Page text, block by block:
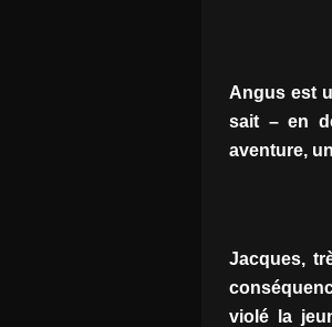
Angus est
sait – en
aventure,
Jacques,
violé la